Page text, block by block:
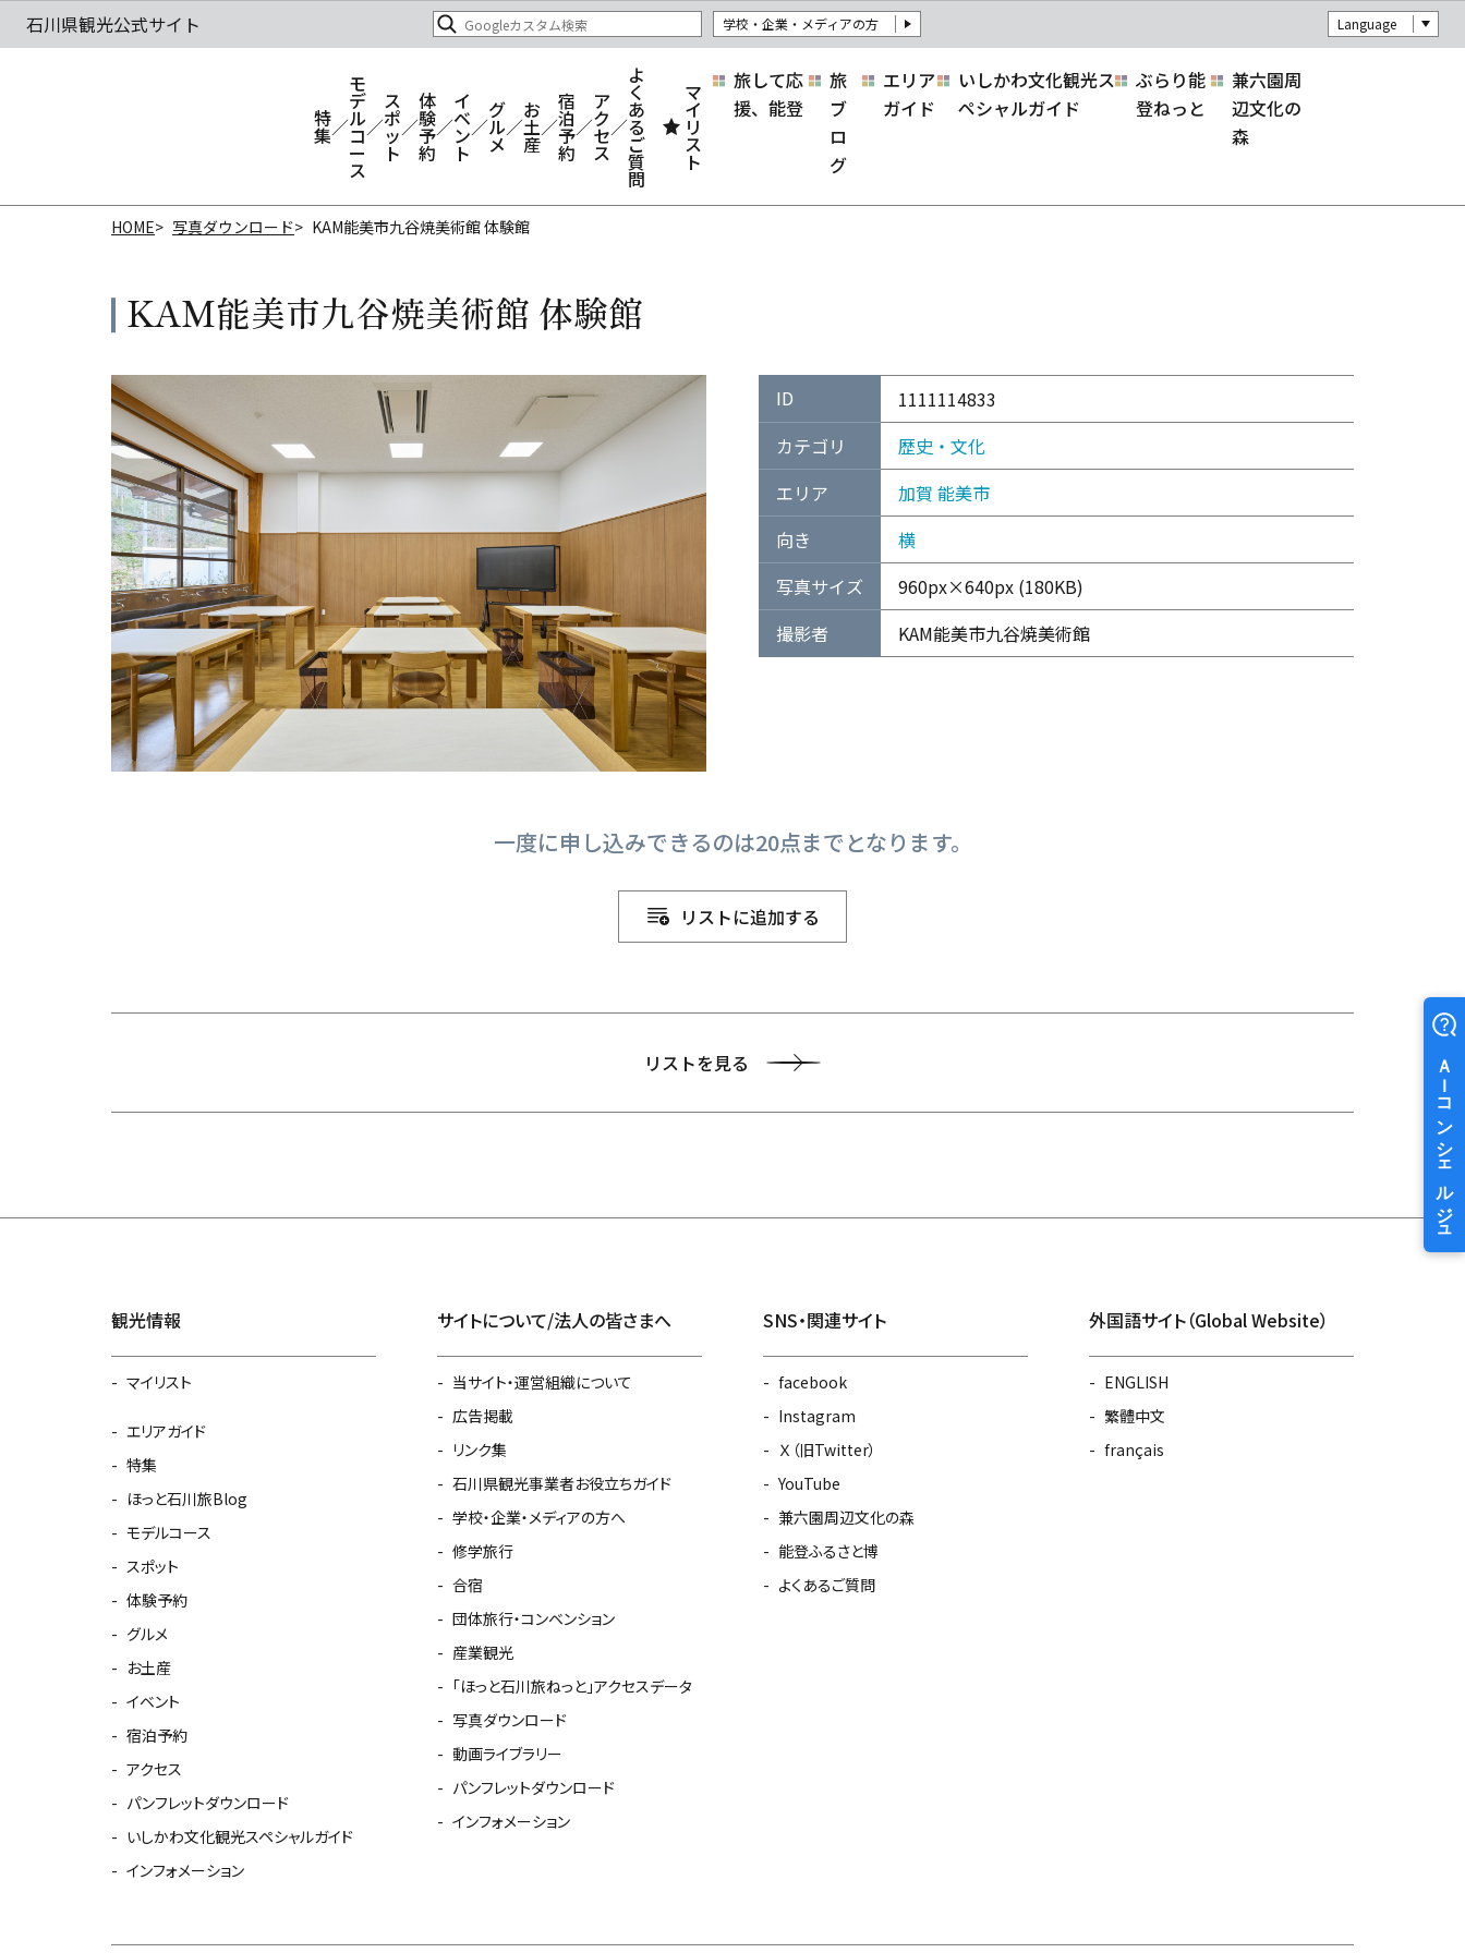
学校・企業・メディアの方 Language
特
集
モ
デ
ル
コ
ー
ス
ス
ポ
ッ
ト
体
験
予
約
イ
ベ
ン
ト
グ
ル
メ
お
土
産
宿
泊
予
約
ア
ク
セ
ス
よ
く
あ
る
ご
質
問
マ
イ
リ
ス
ト
旅して応
援、能登
旅
ブ
ロ
グ
エリア
ガイド
いしかわ文化観光ス
ペシャルガイド
ぶらり能
登ねっと
兼六園周
辺文化の
森
HOME 写真ダウンロード KAM能美市九谷焼美術館 体験館
KAM能美市九谷焼美術館 体験館
ID
1111114833
カテゴリ
歴史・文化
エリア
加賀 能美市
向き
横
写真サイズ
960px×640px (180KB)
撮影者
KAM能美市九谷焼美術館
一度に申し込みできるのは20点までとなります。
リストに追加する
リストを見る
観光情報
マイリスト
エリアガイド
特集
ほっと石川旅Blog
モデルコース
スポット
体験予約
グルメ
お土産
イベント
宿泊予約
アクセス
パンフレットダウンロード
いしかわ文化観光スペシャルガイド
インフォメーション
サイトについて/法人の皆さまへ
当サイト・運営組織について
広告掲載
リンク集
石川県観光事業者お役立ちガイド
学校・企業・メディアの方へ
修学旅行
合宿
団体旅行・コンベンション
産業観光
「ほっと石川旅ねっと」アクセスデータ
写真ダウンロード
動画ライブラリー
パンフレットダウンロード
インフォメーション
SNS・関連サイト
facebook
Instagram
Ｘ（旧Twitter）
YouTube
兼六園周辺文化の森
能登ふるさと博
よくあるご質問
外国語サイト（Global Website）
ENGLISH
繁體中文
français